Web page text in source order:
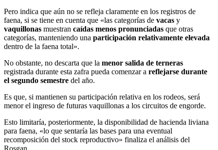
Pero indica que aún no se refleja claramente en los registros de
faena, si se tiene en cuenta que «las categorías de vacas y
vaquillonas muestran caídas menos pronunciadas que otras
categorías, manteniendo una participación relativamente elevada
dentro de la faena total».
No obstante, no descarta que la menor salida de terneras
registrada durante esta zafra pueda comenzar a reflejarse durante
el segundo semestre del año.
Es que, si mantienen su participación relativa en los rodeos, será
menor el ingreso de futuras vaquillonas a los circuitos de engorde.
Esto limitaría, posteriormente, la disponibilidad de hacienda liviana
para faena, «lo que sentaría las bases para una eventual
recomposición del stock reproductivo» finaliza el análisis del